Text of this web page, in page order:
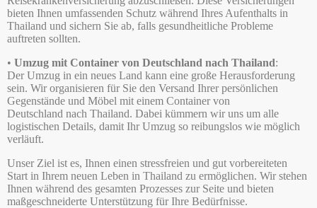
bieten Ihnen umfassenden Schutz während Ihres Aufenthalts in
Thailand und sichern Sie ab, falls gesundheitliche Probleme
auftreten sollten.
• Umzug mit Container von Deutschland nach Thailand:
Der Umzug in ein neues Land kann eine große Herausforderung
sein. Wir organisieren für Sie den Versand Ihrer persönlichen
Gegenstände und Möbel mit einem Container von
Deutschland nach Thailand. Dabei kümmern wir uns um alle
logistischen Details, damit Ihr Umzug so reibungslos wie möglich
verläuft.
Unser Ziel ist es, Ihnen einen stressfreien und gut vorbereiteten
Start in Ihrem neuen Leben in Thailand zu ermöglichen. Wir stehen
Ihnen während des gesamten Prozesses zur Seite und bieten
maßgeschneiderte Unterstützung für Ihre Bedürfnisse.